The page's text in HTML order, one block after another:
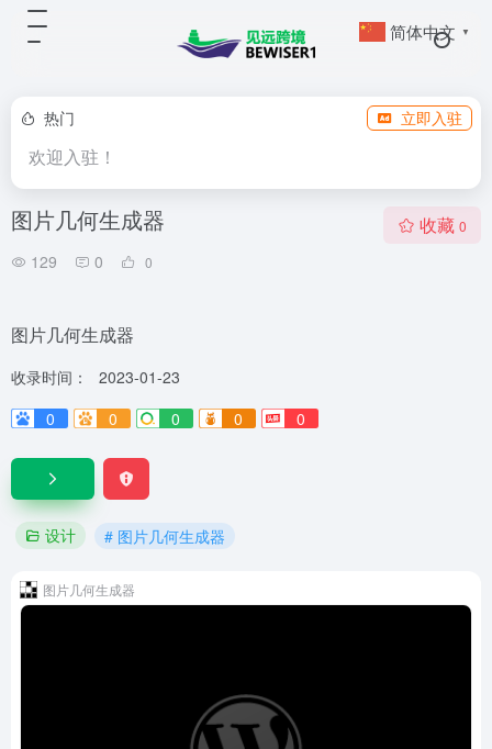
热门 立即入驻
欢迎入驻！
图片几何生成器
129 0 0
收藏 0
图片几何生成器
收录时间：
2023-01-23
0
0 0 0 0
设计 # 图片几何生成器
图片几何生成器
简体中文 ▼